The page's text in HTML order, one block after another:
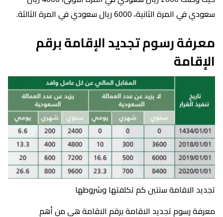
سعودي في المرة الثانية، 6000 ريال سعودي في المرة الثالثة.
معرفة رسوم تجديد الإقامة برقم
الإقامة
تجديد الاقامة سنتين كم تكلفتها وشروطها
معرفة رسوم تجديد الاقامة برقم الاقامة هي من أهم